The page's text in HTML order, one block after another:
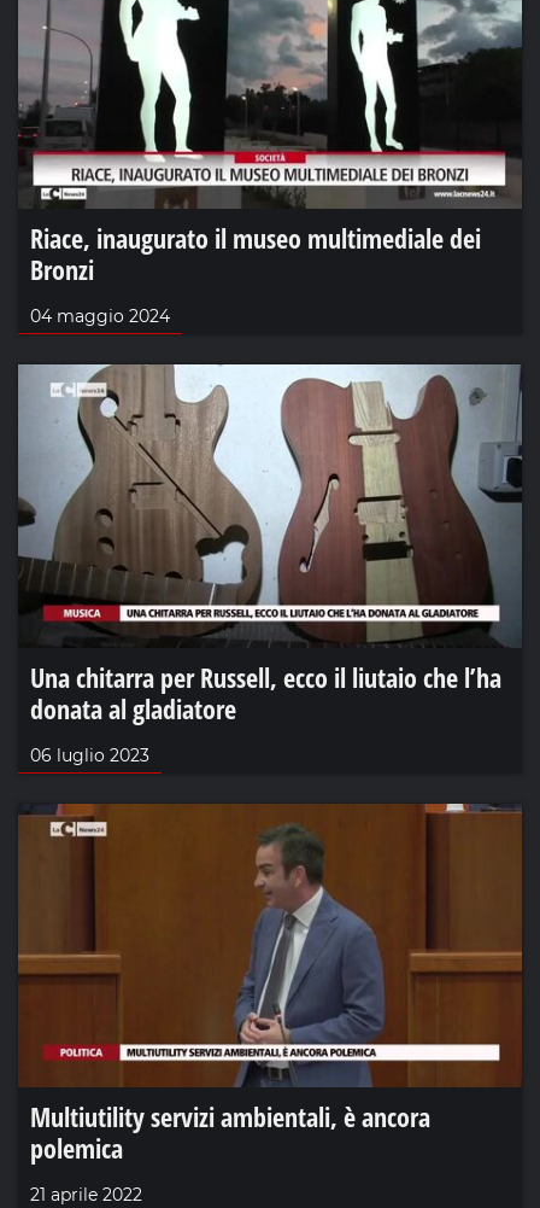
Riace, inaugurato il museo multimediale dei
Bronzi
04 maggio 2024
Una chitarra per Russell, ecco il liutaio che l’ha
donata al gladiatore
06 luglio 2023
Multiutility servizi ambientali, è ancora
polemica
21 aprile 2022